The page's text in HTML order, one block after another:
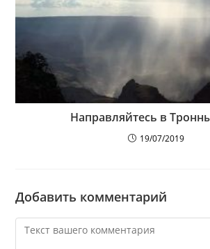
Направляйтесь в
19/07/2019
Добавить комментарий